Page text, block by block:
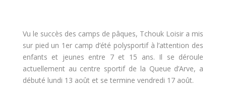
Vu le succès des camps de pâques, Tchouk Loisir a mis
sur pied un 1er camp d’été polysportif à l’attention des
enfants et jeunes entre 7 et 15 ans. Il se déroule
actuellement au centre sportif de la Queue d’Arve, a
débuté lundi 13 août et se termine vendredi 17 août.